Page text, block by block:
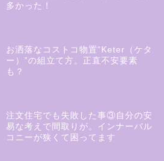
多かった！
お洒落なコストコ物置“Keter（ケタ
ー）”の組立て方。正直不安要素
も？
注文住宅でも失敗した事③自分の安
易な考えで間取りが。インナーバル
コニーが狭くて困ってます